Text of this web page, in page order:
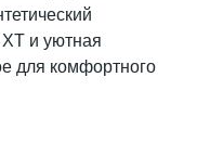
и уютная
для комфортного